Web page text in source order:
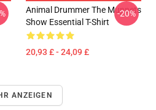
Animal Drummer The Muppets
Show Essential T-Shirt
20,93 £ - 24,09 £
-20%
ANZEIGEN